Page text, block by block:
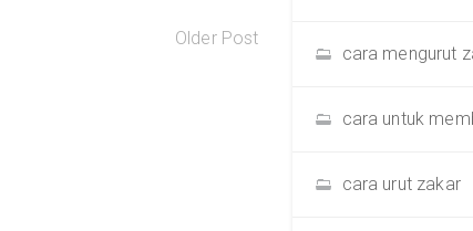
Older Post
cara mengurut
cara untuk
cara urut zakar